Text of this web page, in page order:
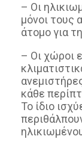
– Οι
μόνοι τους
άτομο για
– Οι χώροι
κάθε
Το ίδιο